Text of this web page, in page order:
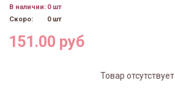
В наличии: 0 шт
Скоро:
0 шт
151.00 руб
Товар отсутствует